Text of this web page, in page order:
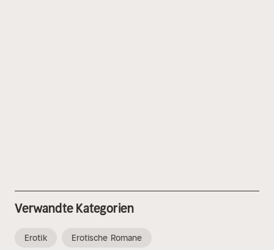
Verwandte Kategorien
Erotik Erotische Romane